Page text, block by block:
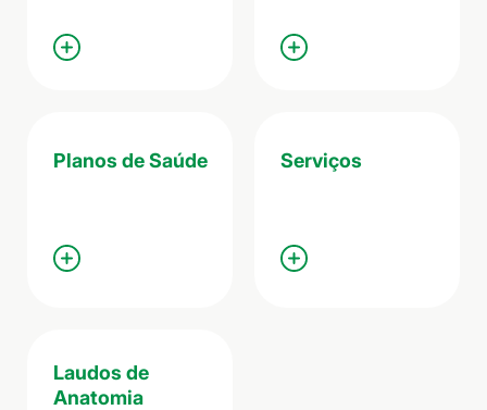
Planos de Saúde Serviços
Laudos de
Anatomia